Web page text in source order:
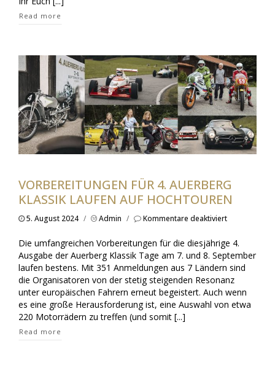
Read more
VORBEREITUNGEN FÜR 4. AUERBERG
KLASSIK LAUFEN AUF HOCHTOUREN
5. August 2024 / Admin / Kommentare deaktiviertfür
für
4.
Auerberg
Klassik
laufen
auf
Hochtouren
Die umfangreichen Vorbereitungen für die diesjährige 4.
Ausgabe der Auerberg Klassik Tage am 7. und 8. September
laufen bestens. Mit 351 Anmeldungen aus 7 Ländern sind
die Organisatoren von der stetig steigenden Resonanz
unter europäischen Fahrern erneut begeistert. Auch wenn
es eine große Herausforderung ist, eine Auswahl von etwa
220 Motorrädern zu treffen (und somit [...]
Read more